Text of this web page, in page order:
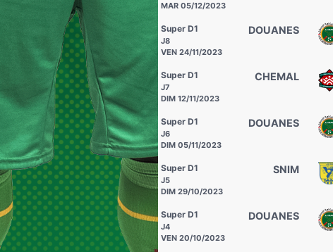
MAR 05/12/2023
Super D1
J8
VEN 24/11/2023
DOUANES
Super D1
J7
DIM 12/11/2023
CHEMAL
Super D1
J6
DIM 05/11/2023
DOUANES
Super D1
J5
DIM 29/10/2023
SNIM
Super D1
J4
VEN 20/10/2023
DOUANES